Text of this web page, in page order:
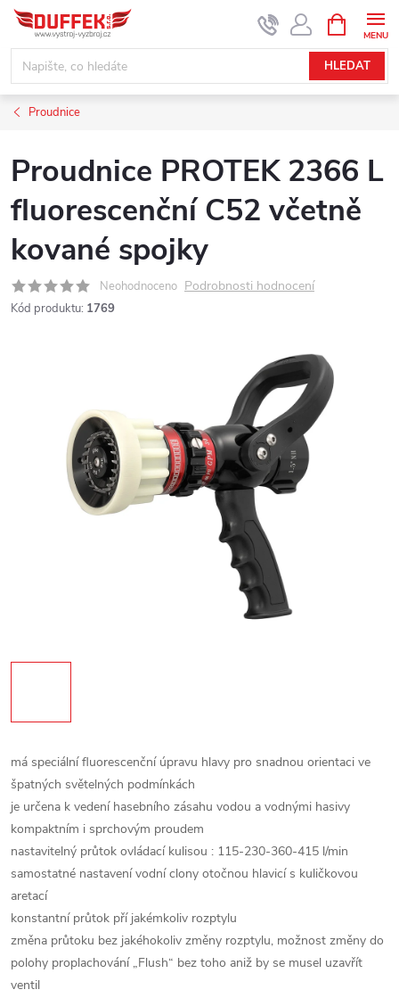
Přejít
obsah
HLEDAT
NÁKUPNÍ
KOŠÍK
Proudnice
Proudnice PROTEK 2366 L
fluorescenční C52 včetně
kované spojky
Neohodnoceno Podrobnosti hodnocení
Kód produktu: 1769
má speciální fluorescenční úpravu hlavy pro snadnou orientaci ve
špatných světelných podmínkách
je určena k vedení hasebního zásahu vodou a vodnými hasivy
kompaktním i sprchovým proudem
nastavitelný průtok ovládací kulisou : 115-230-360-415 l/min
samostatné nastavení vodní clony otočnou hlavicí s kuličkovou
aretací
konstantní průtok pří jakémkoliv rozptylu
změna průtoku bez jakéhokoliv změny rozptylu, možnost změny do
polohy proplachování „Flush“ bez toho aniž by se musel uzavřít
ventil